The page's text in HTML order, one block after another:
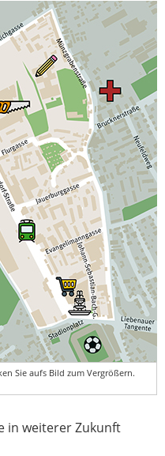
Sie aufs Bild zum Vergrößern.
in weiterer Zukunft